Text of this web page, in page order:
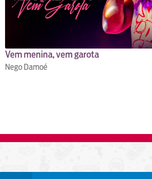
Vem menina, vem garota
Nego Damoé